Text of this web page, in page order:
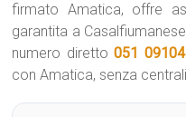
firmato Amatica, offre
garantita a
numero diretto051
con Amatica, senza